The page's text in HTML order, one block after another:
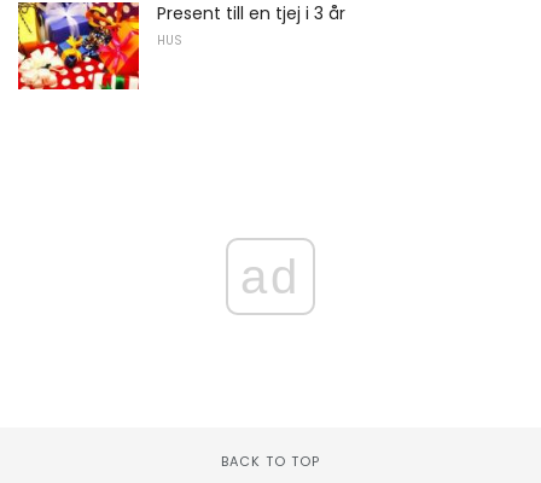
Present till en tjej i 3 år
HUS
ad
BACK TO TOP